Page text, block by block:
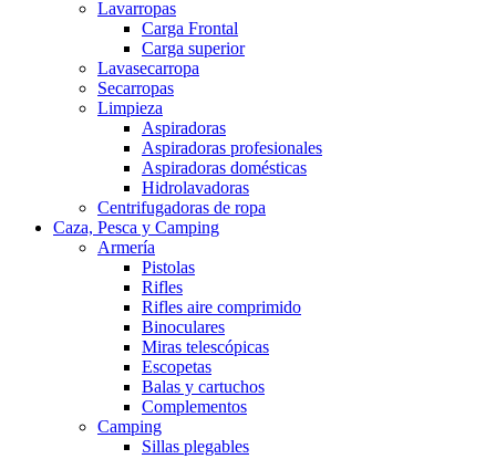
Lavarropas
Carga Frontal
Carga superior
Lavasecarropa
Secarropas
Limpieza
Aspiradoras
Aspiradoras profesionales
Aspiradoras domésticas
Hidrolavadoras
Centrifugadoras de ropa
Caza, Pesca y Camping
Armería
Pistolas
Rifles
Rifles aire comprimido
Binoculares
Miras telescópicas
Escopetas
Balas y cartuchos
Complementos
Camping
Sillas plegables